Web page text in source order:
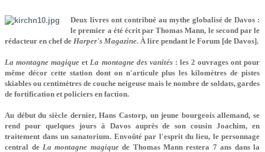
Deux livres ont contribué au mythe globalisé de Davos :
le premier a été écrit par Thomas Mann, le second par le
rédacteur en chef de Harper's Magazine. À lire pendant le Forum [de Davos].
La montagne magique et La montagne des vanités: les 2 ouvrages ont pour
même décor cette station dont on n'articule plus les kilomètres de pistes
skiables ou centimètres de couche neigeuse mais le nombre de soldats, gardes
de fortification et policiers en faction.
Au début du siècle dernier, Hans Castorp, un jeune bourgeois allemand, se
rend pour quelques jours à Davos auprès de son cousin Joachim, en
traitement dans un sanatorium. Envoûté par l'esprit du lieu, le personnage
central de La montagne magiquede Thomas Mann restera 7 ans dans la